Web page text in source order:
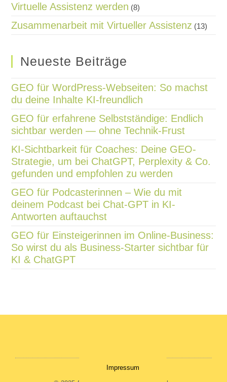
Virtuelle Assistenz werden (8)
Zusammenarbeit mit Virtueller Assistenz (13)
Neueste Beiträge
GEO für WordPress-Webseiten: So machst
du deine Inhalte KI-freundlich
GEO für erfahrene Selbstständige: Endlich
sichtbar werden — ohne Technik-Frust
KI-Sichtbarkeit für Coaches: Deine GEO-
Strategie, um bei ChatGPT, Perplexity & Co.
gefunden und empfohlen zu werden
GEO für Podcasterinnen – Wie du mit
deinem Podcast bei Chat-GPT in KI-
Antworten auftauchst
GEO für Einsteigerinnen im Online-Business:
So wirst du als Business-Starter sichtbar für
KI & ChatGPT
Impressum